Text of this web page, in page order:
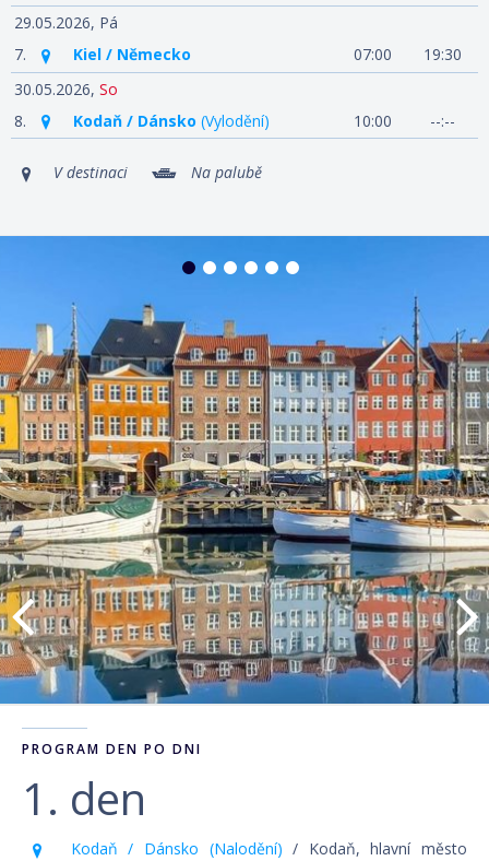
29.05.2026, Pá
7.
Kiel / Německo 07:00
19:30
30.05.2026, So
8.
Kodaň / Dánsko (Vylodění) 10:00 --:--
V destinaci Na palubě
PROGRAM DEN PO DNI
1. den
Kodaň / Dánsko (Nalodění)/ Kodaň, hlavní město